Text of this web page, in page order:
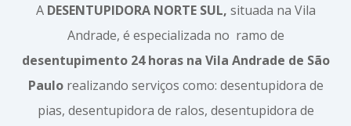
A DESENTUPIDORA NORTE SUL, situada na Vila
Andrade, é especializada no ramo de
desentupimento 24 horas na Vila Andrade de São
Paulorealizando serviços como: desentupidora de
pias, desentupidora de ralos, desentupidora de